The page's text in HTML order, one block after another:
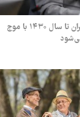
رئیس سازمان بهزیستی: ایران تا سال ۱۴۳۰ با موج